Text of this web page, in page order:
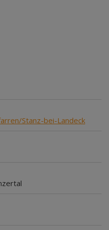
Stanz-bei-Landeck